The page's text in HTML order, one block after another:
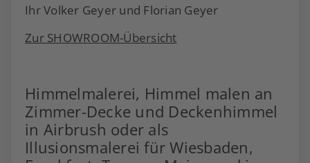
Ihr Volker Geyer und Florian Geyer
Zur SHOWROOM-Übersicht
Himmelmalerei, Himmel malen an
Zimmer-Decke und Deckenhimmel
in Airbrush oder als
Illusionsmalerei für Wiesbaden,